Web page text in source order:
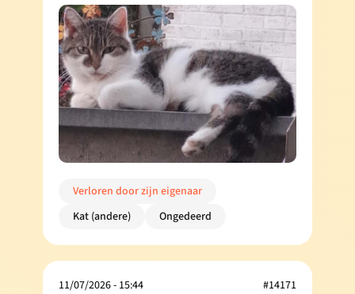
Verloren door zijn eigenaar
Kat (andere)
Ongedeerd
11/07/2026 - 15:44
#14171